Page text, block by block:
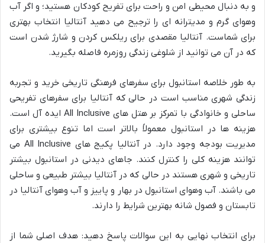
و به دنبال محیطی امن و راحت برای تفریح کودکان هستید؛ و اگر آب
وهوای گرم و مدیترانه ای را ترجیح می دهید آنتالیا انتخاب بهتری
برای شماست. آنتالیا مقصدی برای ریلکس کردن و شارژ شدن است
که در آن می توانید از شلوغی زندگی روزمره فاصله بگیرید.
به طور خلاصه استانبول برای سفرهای فرهنگی تاریخی خرید و تجربه
زندگی شهری مناسب است در حالی که آنتالیا برای سفرهای تفریحی
ساحلی و خانوادگی با تمرکز بر هتل های All Inclusive ایده آل است.
هزینه ها در استانبول معمولاً بالاتر است اما تنوع بیشتری برای
مدیریت بودجه وجود دارد. در آنتالیا پکیج های All Inclusive می
توانند هزینه کلی را کنترل کنند. جاهای دیدنی در استانبول بیشتر
تاریخی و شهری هستند در حالی که در آنتالیا بیشتر طبیعی و ساحلی
می باشند. آب وهوای استانبول در بهار و پاییز و آب وهوای آنتالیا در
تابستان و فصول شانه بهترین شرایط را دارند.
برای انتخاب نهایی به این سوالات پاسخ دهید: هدف اصلی شما از